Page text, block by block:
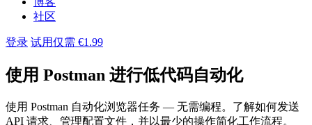
社区
登录 试用仅需 €1.99
使用 Postman 进行低代码自动化
使用 Postman 自动化浏览器任务 — 无需编程。了解如何发送
API 请求、管理配置文件，并以最少的操作简化工作流程。